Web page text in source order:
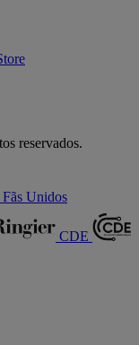
reservados.
Fãs Unidos
CDE